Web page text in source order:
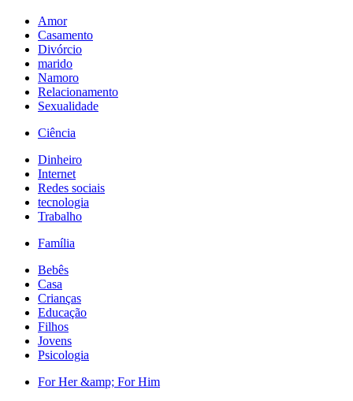
Amor
Casamento
Divórcio
marido
Namoro
Relacionamento
Sexualidade
Ciência
Dinheiro
Internet
Redes sociais
tecnologia
Trabalho
Família
Bebês
Casa
Crianças
Educação
Filhos
Jovens
Psicologia
For Her &amp; For Him